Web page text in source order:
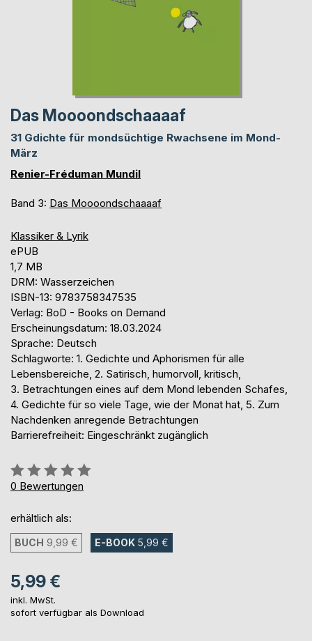
Das Moooondschaaaaf
31 Gdichte für mondsüchtige Rwachsene im Mond-
März
Renier-Fréduman Mundil
Band 3: Das Moooondschaaaaf
Klassiker & Lyrik
ePUB
1,7 MB
DRM: Wasserzeichen
ISBN-13: 9783758347535
Verlag: BoD - Books on Demand
Erscheinungsdatum: 18.03.2024
Sprache: Deutsch
Schlagworte: 1. Gedichte und Aphorismen für alle
Lebensbereiche, 2. Satirisch, humorvoll, kritisch,
3. Betrachtungen eines auf dem Mond lebenden Schafes,
4. Gedichte für so viele Tage, wie der Monat hat, 5. Zum
Nachdenken anregende Betrachtungen
Barrierefreiheit: Eingeschränkt zugänglich
Bewertung::
0%
0 Bewertungen
erhältlich als:
BUCH 9,99 € E-BOOK 5,99 €
5,99 €
inkl. MwSt.
sofort verfügbar als Download